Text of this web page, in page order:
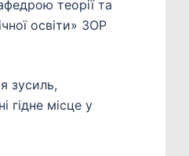
теорії та
освіти» ЗОР
зусиль,
гідне місце у